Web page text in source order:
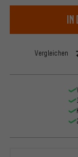
In
Vergleichen